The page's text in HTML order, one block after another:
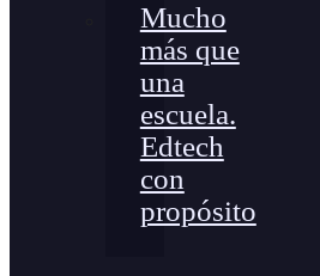
Mucho
más que
una
escuela.
Edtech
con
propósito